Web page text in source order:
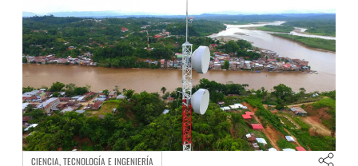
CIENCIA, TECNOLOGÍA E INGENIERÍA